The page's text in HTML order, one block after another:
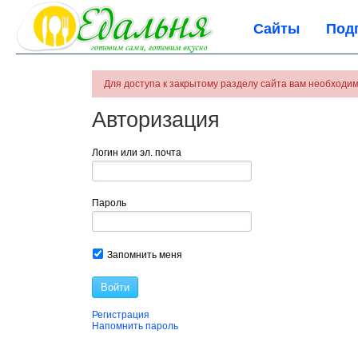
Сайты
Для доступа к закрытому разделу сайта вам
Авторизация
Логин или эл. почта
Пароль
Запомнить меня
Войти
Регистрация
Напомнить пароль